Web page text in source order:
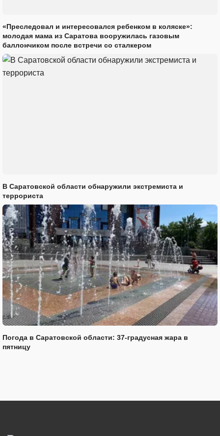
«Преследовал и интересовался ребенком в коляске»:
молодая мама из Саратова вооружилась газовым
баллончиком после встречи со сталкером
В Саратовской области обнаружили экстремиста и
террориста
Погода в Саратовской области: 37-градусная жара в
пятницу